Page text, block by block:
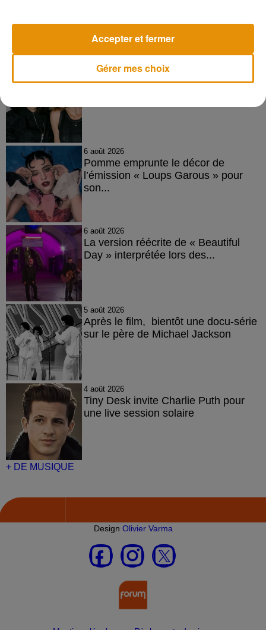
7 août 2026
Angèle et Amélie Lens dévoilent leur
6 août 2026
Pomme emprunte le décor de
l’émission « Loups Garous » pour
son...
6 août 2026
La version réécrite de « Beautiful
Day » interprétée lors des...
5 août 2026
Après le film, bientôt une docu-série
sur le père de Michael Jackson
4 août 2026
Tiny Desk invite Charlie Puth pour
une live session solaire
+ DE MUSIQUE
Design Olivier Varma
Gérer mes choix
Accepter et fermer